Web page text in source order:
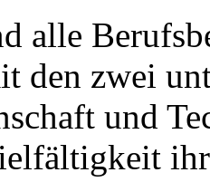
alle
den zwei
und